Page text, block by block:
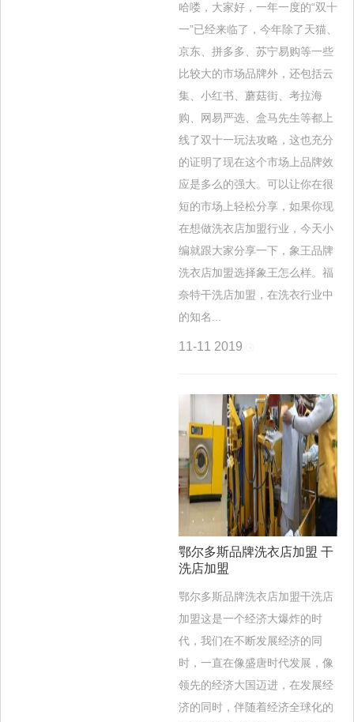
哈喽，大家好，一年一度的“双十
一”已经来临了，今年除了天猫、
京东、拼多多、苏宁易购等一些
比较大的市场品牌外，还包括云
集、小红书、蘑菇街、考拉海
购、网易严选、盒马先生等都上
线了双十一玩法攻略，这也充分
的证明了现在这个市场上品牌效
应是多么的强大。可以让你在很
短的市场上轻松分享，如果你现
在想做洗衣店加盟行业，今天小
编就跟大家分享一下，象王品牌
洗衣店加盟选择象王怎么样。福
奈特干洗店加盟，在洗衣行业中
的知名...
11-11 2019
鄂尔多斯品牌洗衣店加盟 干
洗店加盟
鄂尔多斯品牌洗衣店加盟干洗店
加盟这是一个经济大爆炸的时
代，我们在不断发展经济的同
时，一直在像盛唐时代发展，像
领先的经济大国迈进，在发展经
济的同时，伴随着经济全球化的